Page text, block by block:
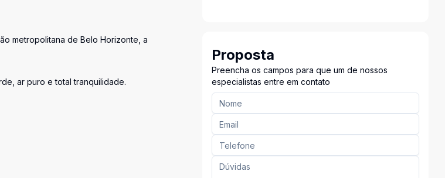
metropolitana de Belo Horizonte, a
ar puro e total tranquilidade.
Proposta
Preencha os campos para que um de nossos
especialistas entre em contato